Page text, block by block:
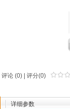
评论 (0) | 评分(0)
详细参数